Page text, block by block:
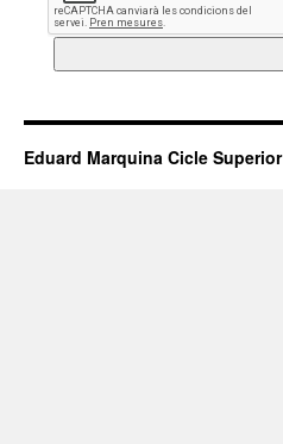
Eduard Marquina Cicle Superior